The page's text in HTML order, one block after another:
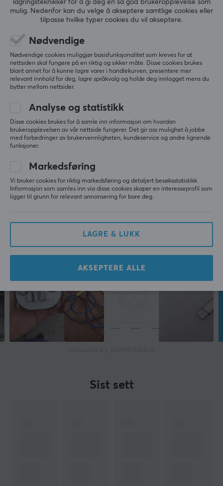
Premier League og Bundesliga. De har også tatt
samarbeidet som gaming-organisasjon et steg videre
med artister som Post Malone, for å føre e-sport og
gaming fremover.
SPESIFIKASJONER
Farge
Svart
GARANTI
Produsentens garanti
1 års garanti
0.0
Basert på 0 vurderinger
5
0%
4
2
SKRIV ANMELDELSE
Mer fra vårt fellesskap
Sist sett
lagringsteknikker for å gi deg en så god brukeropplevelse som
mulig. Nedenfor kan du velge å akseptere samtlige cookies eller
tilpasse hvilke typer cookies du vil akseptere.
Nødvendige
Nødvendige cookies muliggjør basisfunksjonalitet som kreves for at
nettsiden skal fungere på en riktig og sikker måte. Disse cookies brukes
blant annet for å kunne lagre varer i handlekurven, presentere mer
relevant innhold for deg, lagre språkvalg og holde deg innlogget mens du
bytter mellom nettsider.
Analyse og statistikk
Disse cookies brukes for å samle inn informasjon om hvordan
brukeropplevelsen av vår nettside fungerer. Det gir oss mulighet å jobbe
med forbedringer av brukervennligheten, kundeservice og andre lignende
funksjoner.
Markedsføring
Vi bruker cookies for riktig markedsføring og detaljert besøksstatistikk.
Informasjon som samles inn via disse cookies skaper en interesseprofil som
ligger til grunn for relevant annonsering for bare deg.
LAGRE & LUKK
AKSEPTERE ALLE